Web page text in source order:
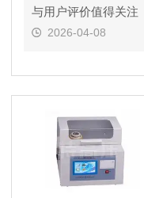
与用户评价值得关注
2026-04-08